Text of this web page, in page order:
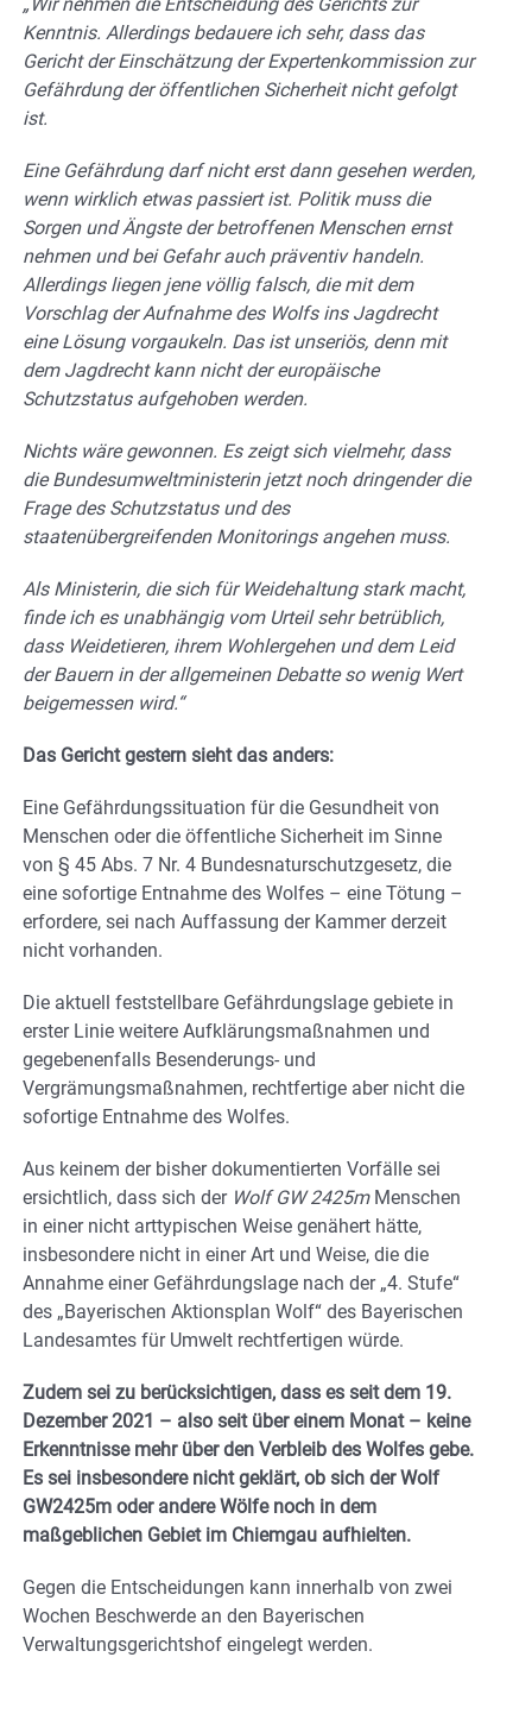
Kenntnis. Allerdings bedauere ich sehr, dass das
Gericht der Einschätzung der Expertenkommission zur
Gefährdung der öffentlichen Sicherheit nicht gefolgt
ist.
Eine Gefährdung darf nicht erst dann gesehen werden,
wenn wirklich etwas passiert ist. Politik muss die
Sorgen und Ängste der betroffenen Menschen ernst
nehmen und bei Gefahr auch präventiv handeln.
Allerdings liegen jene völlig falsch, die mit dem
Vorschlag der Aufnahme des Wolfs ins Jagdrecht
eine Lösung vorgaukeln. Das ist unseriös, denn mit
dem Jagdrecht kann nicht der europäische
Schutzstatus aufgehoben werden.
Nichts wäre gewonnen. Es zeigt sich vielmehr, dass
die Bundesumweltministerin jetzt noch dringender die
Frage des Schutzstatus und des
staatenübergreifenden Monitorings angehen muss.
Als Ministerin, die sich für Weidehaltung stark macht,
finde ich es unabhängig vom Urteil sehr betrüblich,
dass Weidetieren, ihrem Wohlergehen und dem Leid
der Bauern in der allgemeinen Debatte so wenig Wert
beigemessen wird.“
Das Gericht gestern sieht das anders:
Eine Gefährdungssituation für die Gesundheit von
Menschen oder die öffentliche Sicherheit im Sinne
von § 45 Abs. 7 Nr. 4 Bundesnaturschutzgesetz, die
eine sofortige Entnahme des Wolfes – eine Tötung –
erfordere, sei nach Auffassung der Kammer derzeit
nicht vorhanden.
Die aktuell feststellbare Gefährdungslage gebiete in
erster Linie weitere Aufklärungsmaßnahmen und
gegebenenfalls Besenderungs- und
Vergrämungsmaßnahmen, rechtfertige aber nicht die
sofortige Entnahme des Wolfes.
Aus keinem der bisher dokumentierten Vorfälle sei
ersichtlich, dass sich der Wolf GW 2425mMenschen
in einer nicht arttypischen Weise genähert hätte,
insbesondere nicht in einer Art und Weise, die die
Annahme einer Gefährdungslage nach der „4. Stufe“
des „Bayerischen Aktionsplan Wolf“ des Bayerischen
Landesamtes für Umwelt rechtfertigen würde.
Zudem sei zu berücksichtigen, dass es seit dem 19.
Dezember 2021 – also seit über einem Monat – keine
Erkenntnisse mehr über den Verbleib des Wolfes gebe.
Es sei insbesondere nicht geklärt, ob sich der Wolf
GW2425m oder andere Wölfe noch in dem
maßgeblichen Gebiet im Chiemgau aufhielten.
Gegen die Entscheidungen kann innerhalb von zwei
Wochen Beschwerde an den Bayerischen
Verwaltungsgerichtshof eingelegt werden.